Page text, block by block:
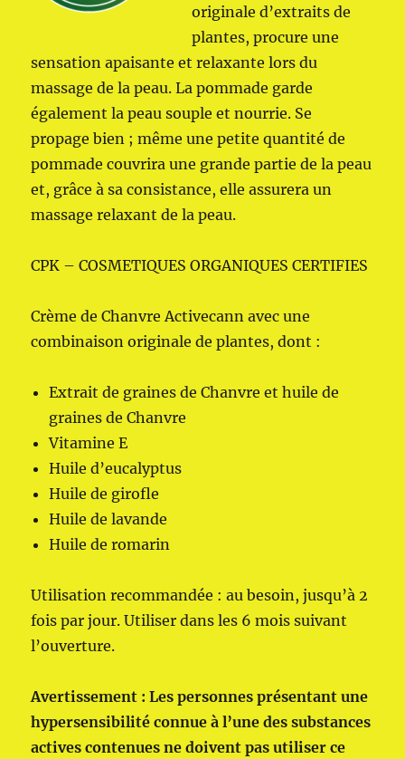
originale d’extraits de
plantes, procure une
sensation apaisante et relaxante lors du
massage de la peau. La pommade garde
également la peau souple et nourrie. Se
propage bien ; même une petite quantité de
pommade couvrira une grande partie de la peau
et, grâce à sa consistance, elle assurera un
massage relaxant de la peau.
CPK – COSMETIQUES ORGANIQUES CERTIFIES
Crème de Chanvre Activecann avec une
combinaison originale de plantes, dont :
Extrait de graines de Chanvre et huile de
graines de Chanvre
Vitamine E
Huile d’eucalyptus
Huile de girofle
Huile de lavande
Huile de romarin
Utilisation recommandée : au besoin, jusqu’à 2
fois par jour. Utiliser dans les 6 mois suivant
l’ouverture.
Avertissement : Les personnes présentant une
hypersensibilité connue à l’une des substances
actives contenues ne doivent pas utiliser ce